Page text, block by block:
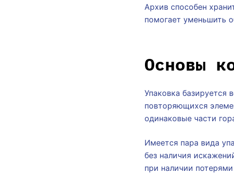
Архив способен
помогает уменьшить
Основы
Упаковка базируется
повторяющихся
одинаковые части
Имеется пара вида
без наличия
при наличии